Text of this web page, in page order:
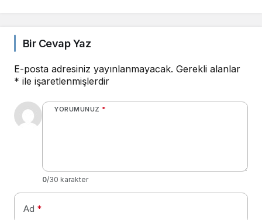
Bir Cevap Yaz
E-posta adresiniz yayınlanmayacak. Gerekli alanlar
* ile işaretlenmişlerdir
YORUMUNUZ *
0/30 karakter
Ad *